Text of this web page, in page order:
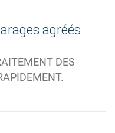
agréés
DES